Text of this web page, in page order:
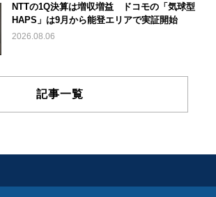
NTTの1Q決算は増収増益 ドコモの「気球型
HAPS」は9月から能登エリアで実証開始
2026.08.06
記事一覧